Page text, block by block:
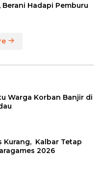
Hadapi Pemburu
Warga Korban Banjir di
Kurang, Kalbar Tetap
2026